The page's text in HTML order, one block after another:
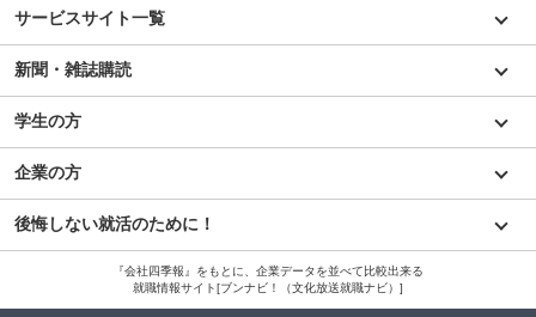
サービスサイト一覧
新聞・雑誌購読
学生の方
企業の方
後悔しない就活のために！
『会社四季報』をもとに、企業データを並べて比較出来る
就職情報サイト[ブンナビ！（文化放送就職ナビ）]